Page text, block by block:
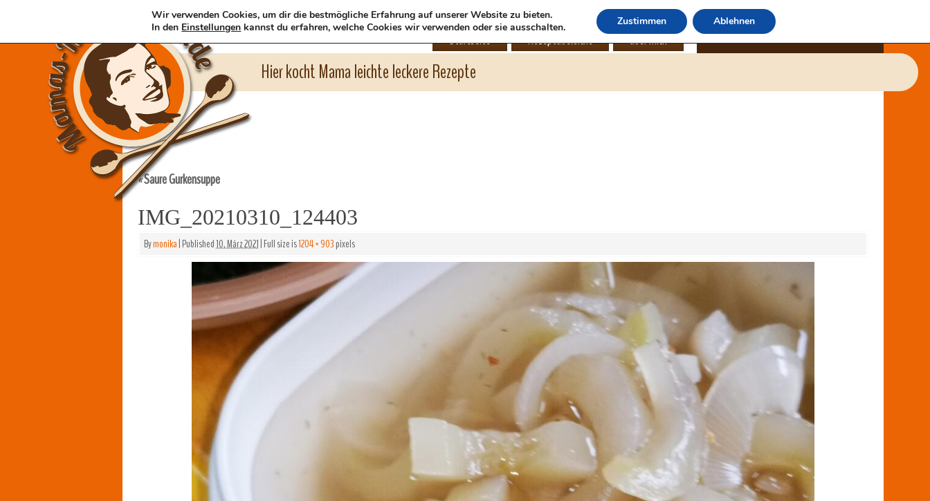
Hier kocht Mama leichte leckere Rezepte
Startseite Rezeptübersicht über mich
«Saure Gurkensuppe
IMG_20210310_124403
Bymonika|Published10. März 2021|Full size is1204 × 903pixels
Wir verwenden Cookies, um dir die bestmögliche Erfahrung auf unserer Website zu bieten.
In den Einstellungen kannst du erfahren, welche Cookies wir verwenden oder sie ausschalten. Zustimmen Ablehnen